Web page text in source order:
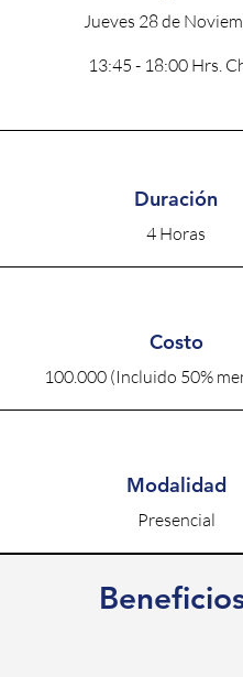
Jueves 28 de
13:45 - 18:00 Hrs.
Duración
4 Horas
Costo
100.000 (Incluido 50%
Modalidad
Presencial